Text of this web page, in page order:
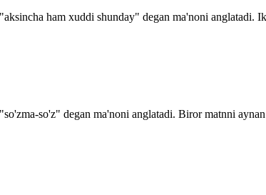
ham xuddi shunday" degan ma'noni anglatadi.
so'z" degan ma'noni anglatadi. Biror matnni